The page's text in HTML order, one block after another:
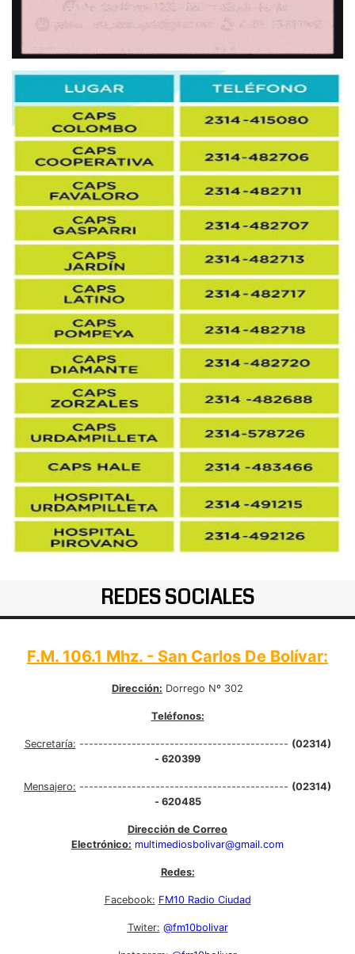
REDES SOCIALES
F.M. 106.1 Mhz. - San Carlos De Bolívar:
Dirección: Dorrego Nº 302
Teléfonos:
Secretaría: -------------------------------------------- (02314)
- 620399
Mensajero: -------------------------------------------- (02314)
- 620485
Dirección de Correo
Electrónico: multimediosbolivar@gmail.com
Redes:
Facebook: FM10 Radio Ciudad
Twiter: @fm10bolivar